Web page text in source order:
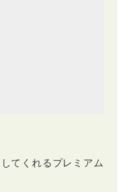
てくれるプレミアム